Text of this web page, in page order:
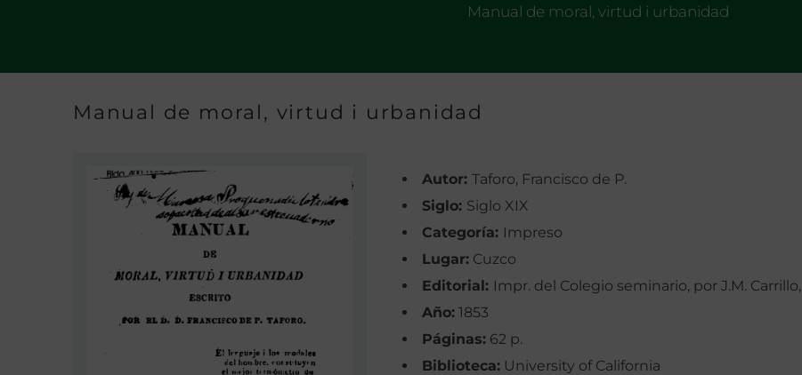
Manual de moral, virtud i urbanidad
Manual de moral, virtud i urbanidad
Autor: Taforo, Francisco de P.
Siglo: Siglo XIX
Categoría: Impreso
Lugar: Cuzco
Editorial: Impr. del Colegio seminario, por J.M. Carrillo,
Año: 1853
Páginas: 62 p.
Biblioteca: University of California